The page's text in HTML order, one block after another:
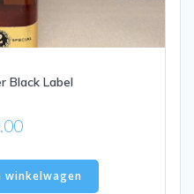
Black Label
winkelwagen